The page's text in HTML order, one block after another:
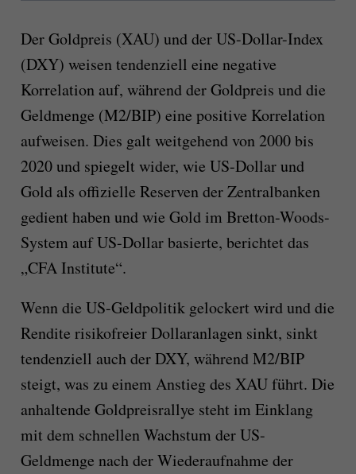
Der Goldpreis (XAU) und der US-Dollar-Index
(DXY) weisen tendenziell eine negative
Korrelation auf, während der Goldpreis und die
Geldmenge (M2/BIP) eine positive Korrelation
aufweisen. Dies galt weitgehend von 2000 bis
2020 und spiegelt wider, wie US-Dollar und
Gold als offizielle Reserven der Zentralbanken
gedient haben und wie Gold im Bretton-Woods-
System auf US-Dollar basierte, berichtet das
„CFA Institute“.
Wenn die US-Geldpolitik gelockert wird und die
Rendite risikofreier Dollaranlagen sinkt, sinkt
tendenziell auch der DXY, während M2/BIP
steigt, was zu einem Anstieg des XAU führt. Die
anhaltende Goldpreisrallye steht im Einklang
mit dem schnellen Wachstum der US-
Geldmenge nach der Wiederaufnahme der